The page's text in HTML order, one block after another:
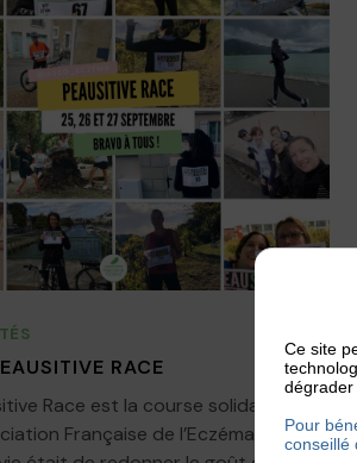
RACE
Race est la course solidaire
Française de l’Eczéma.
Ce site
dégrader
Pour
conseillé